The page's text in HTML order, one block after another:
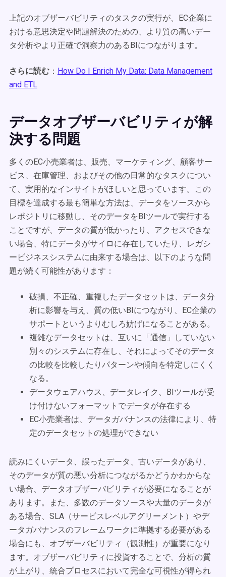
上記のオブザーバビリティのタスクの実行が、EC企業に
おける意思決定や問題解決のための、より質の高いデー
タ分析やより正確で洞察力のあるBIにつながります。
さらに読む ： How Do I Enrich My Data: Data Management
and ETL
データオブザーバビリティが解
決する問題
多くのEC小売業者は、販売、マーケティング、顧客サー
ビス、在庫管理、およびその他の日常的なタスクについ
て、実用的なインサイトがほしいと思っています。この
目標を達成する最も簡単な方法は、データをソースから
レポジトリに移動し、そのデータをBIツールで実行する
ことですが、データの質が低かったり、アクセスできな
い場合、特にデータがサイロに存在していたり、レガシ
ービジネスシステムに由来する場合は、以下のような問
題が続く可能性があります：
破損、不正確、重複したデータセットは、データ分
析に影響を与え、質の低いBIにつながり、EC企業の
サポートというよりむしろ妨げになることがある。
複雑なデータセットは、互いに「通信」していない
別々のシステムに存在し、それによってそのデータ
の比較を比較したりパターンや傾向を特定しにくく
なる。
データウェアハウス、データレイク、BIツールが受
け付けないフォーマットでデータが存在する
EC小売業者は、データガバナンスの法律により、特
定のデータセットの処理ができない
読みにくいデータ、誤ったデータ、古いデータがあり、
そのデータが質の悪い分析につながるかどうかわからな
い場合、データオブザーバビリティが必要になることが
あります。また、多数のデータソースや大量のデータが
ある場合、SLA（サービスレベルアグリーメント）やデ
ータガバナンスのフレームワークに準拠する必要がある
場合にも、オブザーバビリティ（観測性）が重要になり
ます。オブザーバビリティに投資することで、分析の質
が上がり、統合プロセスにおいて完全な可視性が得られ